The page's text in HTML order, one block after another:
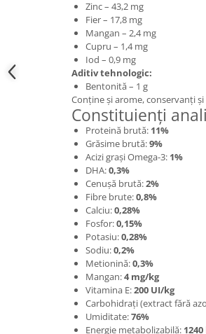
Zinc – 43,2 mg
Fier – 17,8 mg
Mangan – 2,4 mg
Cupru – 1,4 mg
Iod – 0,9 mg
Aditiv tehnologic:
Bentonită – 1 g
Conține și arome, conservanți
Constituienți
Proteină brută: 11%
Grăsime brută:9%
Acizi grași Omega-3: 1%
DHA:0,3%
Cenușă brută:2%
Fibre brute:0,8%
Calciu:0,28%
Fosfor:0,15%
Potasiu:0,28%
Sodiu:0,2%
Metionină:0,3%
Mangan:4 mg/kg
Vitamina E:200 UI/kg
Carbohidrați (extract fără
Umiditate:76%
Energie metabolizabilă: